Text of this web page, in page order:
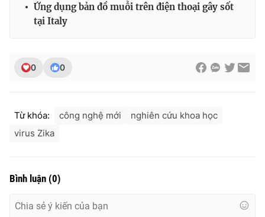
Theo dõi báo trên
Cơ quan báo chí:
Phó Tổng Biên tập:
Nguyễn Thị Mỹ Hạnh, Phạm Quốc Thắng,
Nguyễn Trọng Ninh
Email:toasoan@vtv.vn
Liên hệ quảng cáo:
024-7300.7108
Ứng dụng bản đồ muỗi trên điện thoại gây sốt
tại Italy
0 0
Từ khóa: công nghệ mới
nghiên cứu khoa học
virus Zika
Bình luận (0)